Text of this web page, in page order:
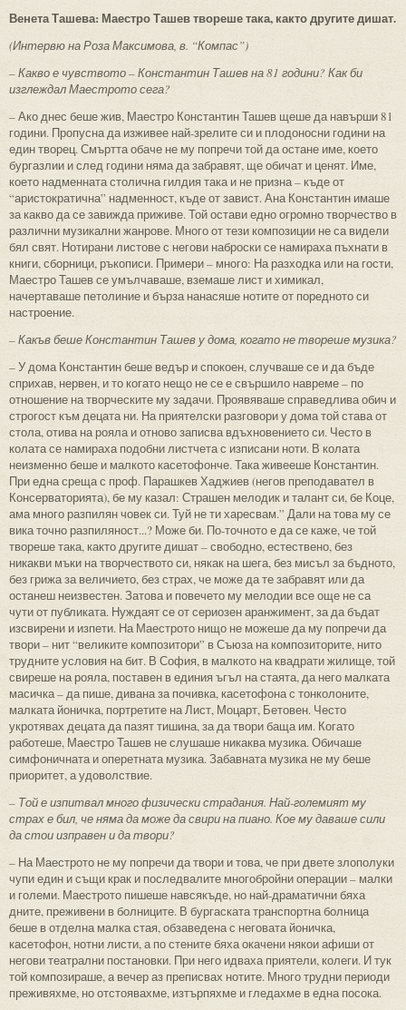
Венета Ташева: Маестро Ташев твореше така, както другите дишат.
(Интервю на Роза Максимова, в. “Компас”)
– Какво е чувството – Константин Ташев на 81 години? Как би
изглеждал Маестрото сега?
– Ако днес беше жив, Маестро Константин Ташев щеше да навърши 81
години. Пропусна да изживее най-зрелите си и плодоносни години на
един творец. Смъртта обаче не му попречи той да остане име, което
бургазлии и след години няма да забравят, ще обичат и ценят. Име,
което надменната столична гилдия така и не призна – къде от
“аристократична” надменност, къде от завист. Ана Константин имаше
за какво да се завижда приживе. Той остави едно огромно творчество в
различни музикални жанрове. Много от тези композиции не са видели
бял свят. Нотирани листове с негови наброски се намираха пъхнати в
книги, сборници, ръкописи. Примери – много: На разходка или на гости,
Маестро Ташев се умълчаваше, вземаше лист и химикал,
начертаваше петолиние и бърза нанасяше нотите от поредното си
настроение.
– Какъв беше Константин Ташев у дома, когато не твореше музика?
– У дома Константин беше ведър и спокоен, случваше се и да бъде
сприхав, нервен, и то когато нещо не се е свършило навреме – по
отношение на творческите му задачи. Проявяваше справедлива обич и
строгост към децата ни. На приятелски разговори у дома той става от
стола, отива на рояла и отново записва вдъхновението си. Често в
колата се намираха подобни листчета с изписани ноти. В колата
неизменно беше и малкото касетофонче. Така живееше Константин.
При една среща с проф. Парашкев Хаджиев (негов преподавател в
Консерваторията), бе му казал: Страшен мелодик и талант си, бе Коце,
ама много разпилян човек си. Туй не ти харесвам.” Дали на това му се
вика точно разпиляност...? Може би. По-точното е да се каже, че той
твореше така, както другите дишат – свободно, естествено, без
никакви мъки на творчеството си, някак на шега, без мисъл за бъдното,
без грижа за величието, без страх, че може да те забравят или да
останеш неизвестен. Затова и повечето му мелодии все още не са
чути от публиката. Нуждаят се от сериозен аранжимент, за да бъдат
изсвирени и изпети. На Маестрото нищо не можеше да му попречи да
твори – нит “великите композитори” в Съюза на композиторите, нито
трудните условия на бит. В София, в малкото на квадрати жилище, той
свиреше на рояла, поставен в единия ъгъл на стаята, да него малката
масичка – да пише, дивана за почивка, касетофона с тонколоните,
малката йоничка, портретите на Лист, Моцарт, Бетовен. Често
укротявах децата да пазят тишина, за да твори баща им. Когато
работеше, Маестро Ташев не слушаше никаква музика. Обичаше
симфоничната и оперетната музика. Забавната музика не му беше
приоритет, а удоволствие.
– Той е изпитвал много физически страдания. Най-големият му
страх е бил, че няма да може да свири на пиано. Кое му даваше сили
да стои изправен и да твори?
– На Маестрото не му попречи да твори и това, че при двете злополуки
чупи един и същи крак и последвалите многобройни операции – малки
и големи. Маестрото пишеше навсякъде, но най-драматични бяха
дните, преживени в болниците. В бургаската транспортна болница
беше в отделна малка стая, обзаведена с неговата йоничка,
касетофон, нотни листи, а по стените бяха окачени някои афиши от
негови театрални постановки. При него идваха приятели, колеги. И тук
той композираше, а вечер аз преписвах нотите. Много трудни периоди
преживяхме, но отстоявахме, изтърпяхме и гледахме в една посока.